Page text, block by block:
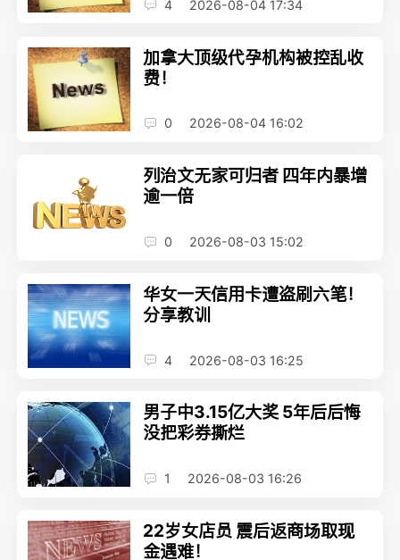
4 2026-08-04 17:34
加拿大顶级代孕机构被控乱收
费！
0 2026-08-04 16:02
列治文无家可归者 四年内暴增
逾一倍
0 2026-08-03 15:02
华女一天信用卡遭盗刷六笔！
分享教训
4 2026-08-03 16:25
男子中3.15亿大奖 5年后后悔
没把彩券撕烂
1 2026-08-03 16:26
22岁女店员 震后返商场取现
金遇难！